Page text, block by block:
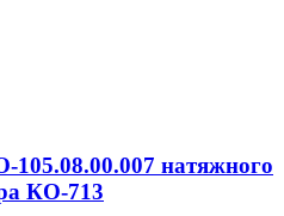
натяжного
КО-713